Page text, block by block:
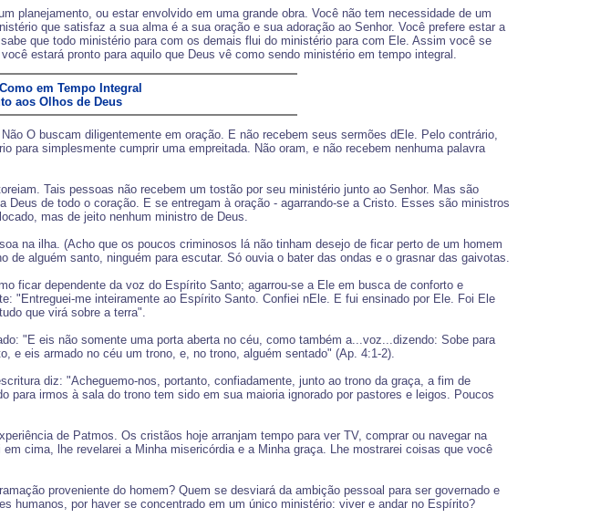
planejamento, ou estar envolvido em uma grande obra. Você não tem necessidade de um
que satisfaz a sua alma é a sua oração e sua adoração ao Senhor. Você prefere estar a
que todo ministério para com os demais flui do ministério para com Ele. Assim você se
estará pronto para aquilo que Deus vê como sendo ministério em tempo integral.
em Tempo Integral
aos Olhos de Deus
O buscam diligentemente em oração. E não recebem seus sermões dEle. Pelo contrário,
simplesmente cumprir uma empreitada. Não oram, e não recebem nenhuma palavra
Tais pessoas não recebem um tostão por seu ministério junto ao Senhor. Mas são
de todo o coração. E se entregam à oração - agarrando-se a Cristo. Esses são ministros
mas de jeito nenhum ministro de Deus.
na ilha. (Acho que os poucos criminosos lá não tinham desejo de ficar perto de um homem
alguém santo, ninguém para escutar. Só ouvia o bater das ondas e o grasnar das gaivotas.
ficar dependente da voz do Espírito Santo; agarrou-se a Ele em busca de conforto e
"Entreguei-me inteiramente ao Espírito Santo. Confiei nEle. E fui ensinado por Ele. Foi Ele
que virá sobre a terra".
"E eis não somente uma porta aberta no céu, como também a...voz...dizendo: Sobe para
e eis armado no céu um trono, e, no trono, alguém sentado" (Ap. 4:1-2).
diz: "Acheguemo-nos, portanto, confiadamente, junto ao trono da graça, a fim de
irmos à sala do trono tem sido em sua maioria ignorado por pastores e leigos. Poucos
de Patmos. Os cristãos hoje arranjam tempo para ver TV, comprar ou navegar na
cima, lhe revelarei a Minha misericórdia e a Minha graça. Lhe mostrarei coisas que você
proveniente do homem? Quem se desviará da ambição pessoal para ser governado e
humanos, por haver se concentrado em um único ministério: viver e andar no Espírito?